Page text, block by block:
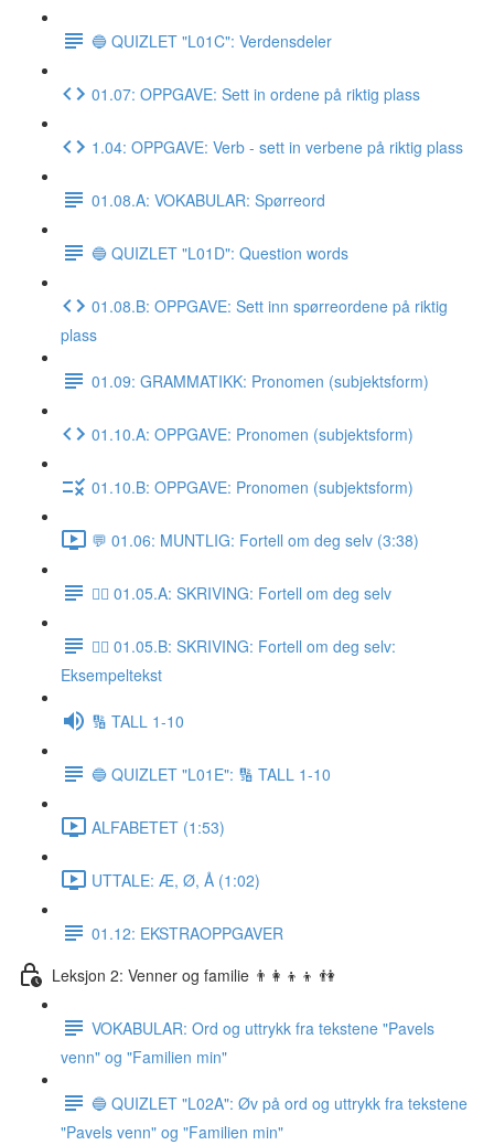
🔵 QUIZLET "L01C": Verdensdeler
01.07: OPPGAVE: Sett in ordene på riktig plass
1.04: OPPGAVE: Verb - sett in verbene på riktig plass
01.08.A: VOKABULAR: Spørreord
🔵 QUIZLET "L01D": Question words
01.08.B: OPPGAVE: Sett inn spørreordene på riktig
plass
01.09: GRAMMATIKK: Pronomen (subjektsform)
01.10.A: OPPGAVE: Pronomen (subjektsform)
01.10.B: OPPGAVE: Pronomen (subjektsform)
💬 01.06: MUNTLIG: Fortell om deg selv (3:38)
✍🏼 01.05.A: SKRIVING: Fortell om deg selv
✍🏼 01.05.B: SKRIVING: Fortell om deg selv:
Eksempeltekst
🔢 TALL 1-10
🔵 QUIZLET "L01E": 🔢 TALL 1-10
ALFABETET (1:53)
UTTALE: Æ, Ø, Å (1:02)
01.12: EKSTRAOPPGAVER
Leksjon 2: Venner og familie 👨‍👩‍👦‍👦 👫
VOKABULAR: Ord og uttrykk fra tekstene "Pavels
venn" og "Familien min"
🔵 QUIZLET "L02A": Øv på ord og uttrykk fra tekstene
"Pavels venn" og "Familien min"